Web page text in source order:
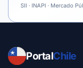
SII · INAPI · Mercado
PortalChile